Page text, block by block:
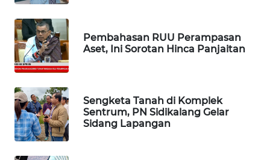
Pembahasan RUU Perampasan
Aset, Ini Sorotan Hinca Panjaitan
Sengketa Tanah di Komplek
Sentrum, PN Sidikalang Gelar
Sidang Lapangan
NET
WAHANA
SPORT
UMKM
WAHANA
SELEB